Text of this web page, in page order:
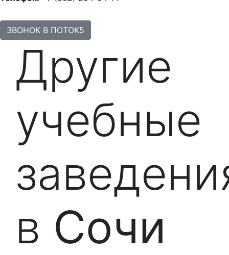
ЗВОНОК В ПОТОК5
Другие
учебные
в Сочи